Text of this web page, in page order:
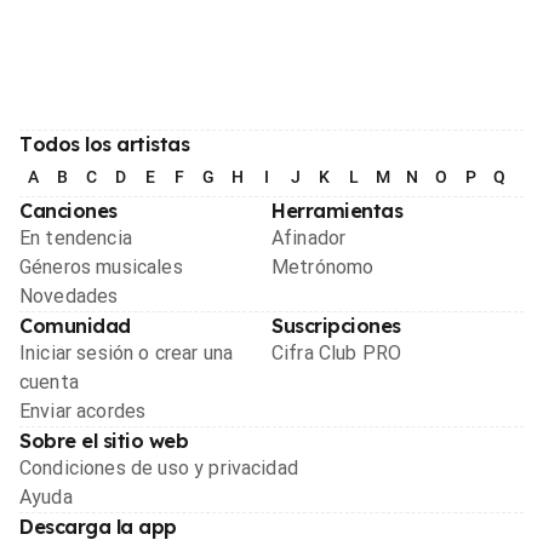
Todos los artistas
A B C D E F G H I J K L M N O P Q
Canciones
En tendencia
Géneros musicales
Novedades
Herramientas
Afinador
Metrónomo
Comunidad
Iniciar sesión o crear una
cuenta
Enviar acordes
Suscripciones
Cifra Club PRO
Sobre el sitio web
Condiciones de uso y privacidad
Ayuda
Descarga la app